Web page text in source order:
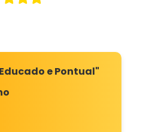
e Pontual"